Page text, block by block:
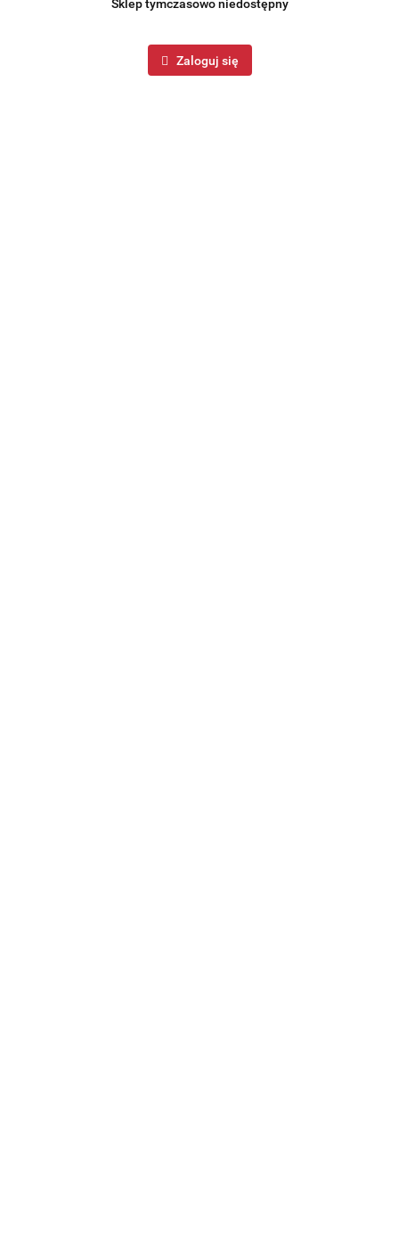
Sklep tymczasowo niedostępny
Zaloguj się